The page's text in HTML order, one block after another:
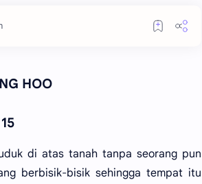
HOO
di atas tanah tanpa seorang pun
berbisik-bisik sehingga tempat itu